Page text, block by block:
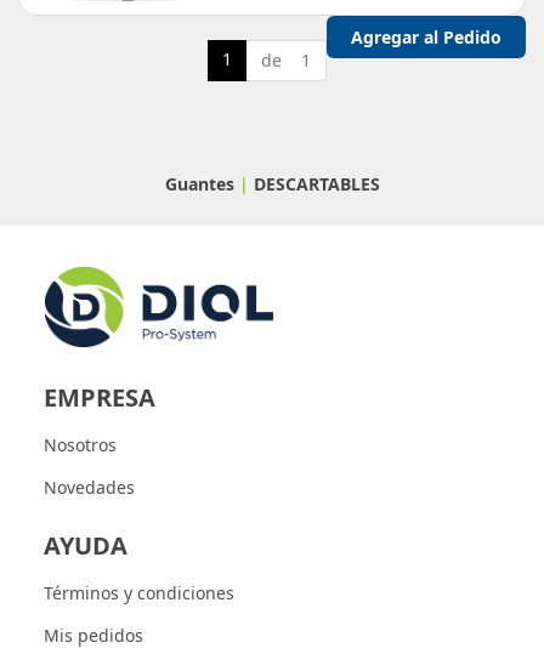
1 de 1
Guantes| DESCARTABLES
EMPRESA
Nosotros
Novedades
AYUDA
Términos y condiciones
Mis pedidos